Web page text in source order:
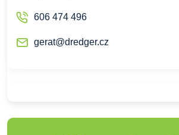
606 474 496
gerat@dredger.cz